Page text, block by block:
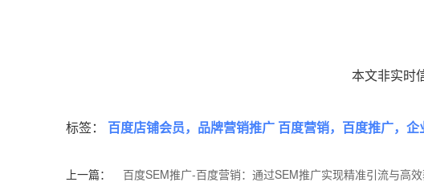
本文非实时
标签： 百度店铺会员，品牌营销推广 百度营销，百度推广，
上一篇： 百度SEM推广-百度营销：通过SEM推广实现精准引流与高